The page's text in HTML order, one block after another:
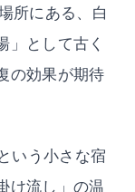
所にある、白
」として古く
の効果が期待
いう小さな宿
け流し」の温